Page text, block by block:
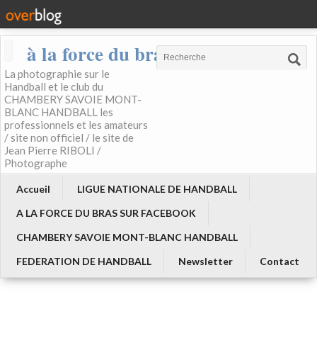
à la force du bras
La photographie sur le
Handball et le club du
CHAMBERY SAVOIE MONT-
BLANC HANDBALL les
professionnels et les amateurs
/ site non officiel / le site de
Jean Pierre RIBOLI /
Photographe
Accueil
LIGUE NATIONALE DE HANDBALL
A LA FORCE DU BRAS SUR FACEBOOK
CHAMBERY SAVOIE MONT-BLANC HANDBALL
FEDERATION DE HANDBALL
Newsletter Contact